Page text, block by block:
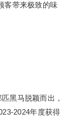
客带来极致的味
黑马脱颖而出，
2024年度获得